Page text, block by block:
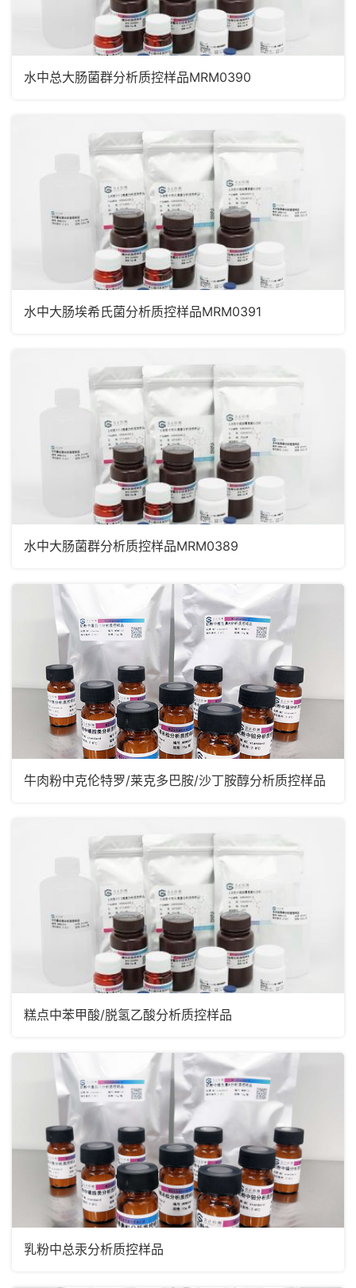
水中总大肠菌群分析质控样品MRM0390
水中大肠埃希氏菌分析质控样品MRM0391
水中大肠菌群分析质控样品MRM0389
牛肉粉中克伦特罗/莱克多巴胺/沙丁胺醇分析质控样品
糕点中苯甲酸/脱氢乙酸分析质控样品
乳粉中总汞分析质控样品